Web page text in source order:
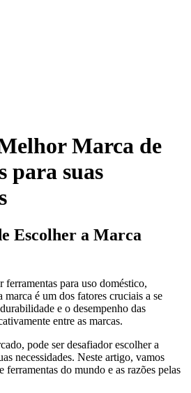
Marca de
para suas
Escolher a Marca
ferramentas para uso doméstico,
é um dos fatores cruciais a se
e o desempenho das
entre as marcas.
pode ser desafiador escolher a
necessidades. Neste artigo, vamos
ferramentas do mundo e as razões pelas